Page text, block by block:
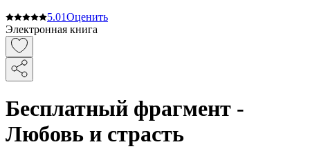
5.01Оценить
Электронная книга
Бесплатный фрагмент -
Любовь и страсть